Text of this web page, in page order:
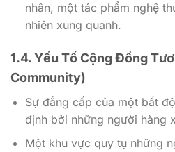
nhân, một tác phẩm nghệ
nhiên xung quanh.
1.4. Yếu Tố Cộng Đồng
Community)
Sự đẳng cấp của một bất
định bởi những người hàng
Một khu vực quy tụ những